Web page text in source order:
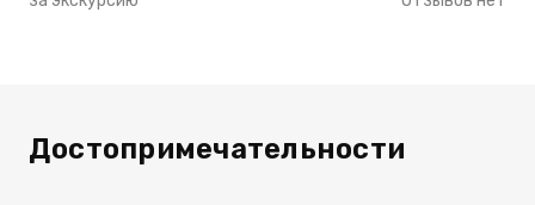
Достопримечательности